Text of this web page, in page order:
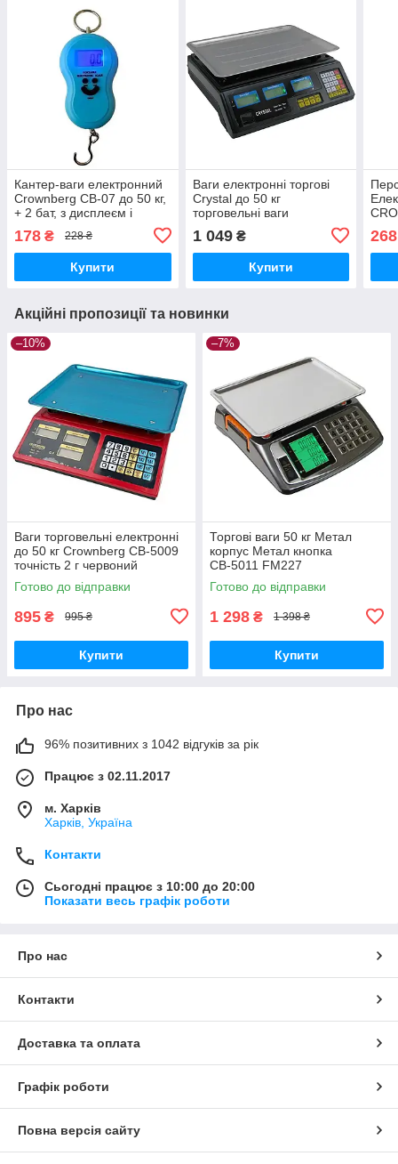
Кантер-ваги електронний
Crownberg CB-07 до 50 кг,
+ 2 бат, з дисплеєм і
178 ₴ 228 ₴
Купити
Ваги електронні торгові
Crystal до 50 кг
торговельні ваги
1 049₴
Купити
268
Акційні пропозиції та новинки
–10%
Ваги торговельні електронні
до 50 кг Crownberg CB-5009
точність 2 г червоний
Готово до відправки
895 ₴ 995 ₴
Купити
–7%
Торгові ваги 50 кг Метал
корпус Метал кнопка
СВ-5011 FM227
Готово до відправки
1 298 ₴ 1 398 ₴
Купити
Про нас
96% позитивних з 1042 відгуків за рік
Працює з 02.11.2017
м. Харків
Харків, Україна
Контакти
Сьогодні працює з 10:00 до 20:00
Показати весь графік роботи
Про нас
Контакти
Доставка та оплата
Графік роботи
Повна версія сайту